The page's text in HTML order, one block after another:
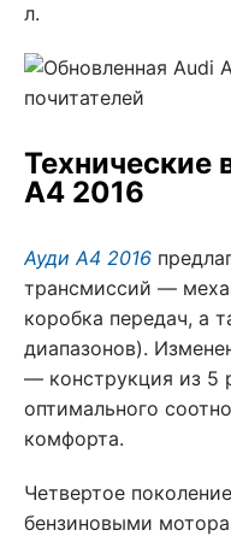
л.
Технические
A4 2016
Ауди А4 2016
трансмиссий —
коробка передач, а
диапазонов).
— конструкция из 5
оптимального
комфорта.
Четвертое
бензиновыми